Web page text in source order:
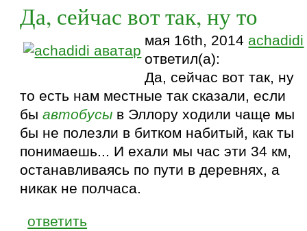
Да, сейчас вот так, ну то
мая 16th, 2014 achadidi
ответил(а):
Да, сейчас вот так, ну
то есть нам местные так сказали, если
быавтобусы в Эллору ходили чаще мы
бы не полезли в битком набитый, как ты
понимаешь... И ехали мы час эти 34 км,
останавливаясь по пути в деревнях, а
никак не полчаса.
ответить